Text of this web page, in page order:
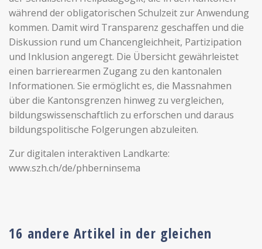
während der obligatorischen Schulzeit zur Anwendung
kommen. Damit wird Transparenz geschaffen und die
Diskussion rund um Chancengleichheit, Partizipation
und Inklusion angeregt. Die Übersicht gewährleistet
einen barrierearmen Zugang zu den kantonalen
Informationen. Sie ermöglicht es, die Massnahmen
über die Kantonsgrenzen hinweg zu vergleichen,
bildungswissenschaftlich zu erforschen und daraus
bildungspolitische Folgerungen abzuleiten.
Zur digitalen interaktiven Landkarte:
www.szh.ch/de/phberninsema
16 andere Artikel in der gleichen